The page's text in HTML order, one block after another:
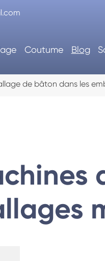
d'emballage
Coutume Blog
de bâton dans les